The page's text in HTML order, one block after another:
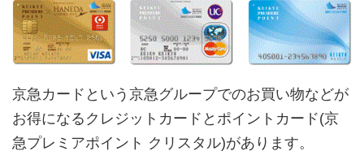
京急カードという京急グループでのお買い物などが
お得になるクレジットカードとポイントカード(京
急プレミアポイント クリスタル)があります。